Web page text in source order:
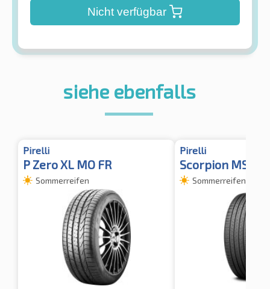
Nicht verfügbar
siehe ebenfalls
Pirelli
P Zero XL MO FR
Sommerreifen
Pirelli
Scorpion MS XL
Sommerreifen